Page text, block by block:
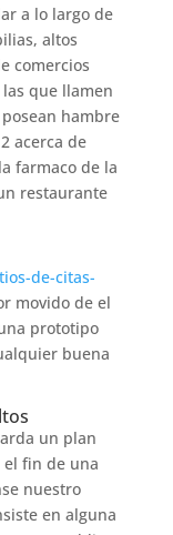
a lo largo de
altos
comercios
que llamen
hambre
acerca de
farmaco de la
restaurante
de-citas-
movido de el
prototipo
buena
un plan
el fin de una
nuestro
en alguna